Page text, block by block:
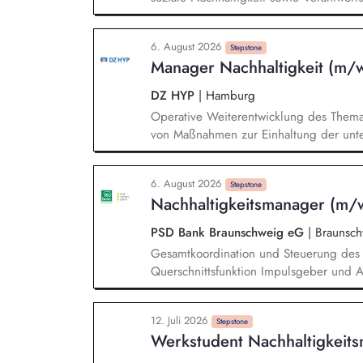
Zusammenarbeit mit der
fachliche Führung sowie Entwicklung
Pflege und Weiterentwicklung des
strategische Entwicklung
6. August 2026 Stepstone
Manager Nachhaltigkeit (m/
DZ HYP | Hamburg
Operative Weiterentwicklung des
von Maßnahmen zur Einhaltung der
Umsetzung gesetzlicher und
Sicherstellung der Erfüllung von
Kommunikation mit
Handlungsmaßnahmen. Analyse und
zur Berechnung von CO2-Emissionen in
6. August 2026 Stepstone
Nachhaltigkeitsmanager
PSD Bank Braunschweig eG |
Gesamtkoordination und Steuerung
Querschnittsfunktion Impulsgeber und
Fachbereiche Beratung und
geschäftspolitischen Entscheidungen
inkl. Planung, Umsetzung und
aktive Gestaltung des
12. Juli 2026 Stepstone
Werkstudent